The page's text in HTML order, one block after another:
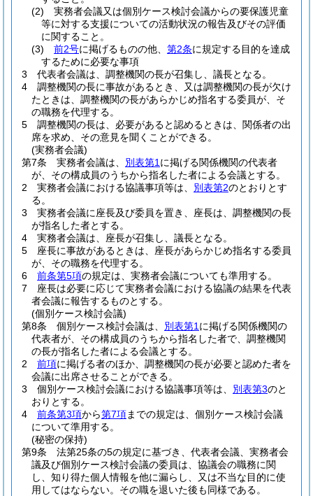
(2)
実務者会議又は個別ケース検討会議からの要保護児童
等に対する支援についての活動状況の報告及びその評価
に関すること。
(3)
前2号に掲げるものの他、 第2条に規定する目的を達成
するために必要な事項
3
代表者会議は、調整機関の長が召集し、議長となる。
4
調整機関の長に事故があるとき、又は調整機関の長が欠け
たときは、調整機関の長があらかじめ指名する委員が、そ
の職務を代理する。
5
調整機関の長は、必要があると認めるときは、関係者の出
席を求め、その意見を聞くことができる。
(実務者会議)
第7条
実務者会議は、 別表第1 に掲げる関係機関の代表者
が、その構成員のうちから指名した者による会議とする。
2
実務者会議における協議事項等は、 別表第2のとおりとす
る。
3
実務者会議に座長及び委員を置き、座長は、調整機関の長
が指名した者とする。
4
実務者会議は、座長が召集し、議長となる。
5
座長に事故があるときは、座長があらかじめ指名する委員
が、その職務を代理する。
6
前条第5項の規定は、実務者会議についても準用する。
7
座長は必要に応じて実務者会議における協議の結果を代表
者会議に報告するものとする。
(個別ケース検討会議)
第8条
個別ケース検討会議は、 別表第1 に掲げる関係機関の
代表者が、その構成員のうちから指名した者で、調整機関
の長が指名した者による会議とする。
2
前項に掲げる者のほか、調整機関の長が必要と認めた者を
会議に出席させることができる。
3
個別ケース検討会議における協議事項等は、 別表第3のと
おりとする。
4
前条第3項から第7項までの規定は、個別ケース検討会議
について準用する。
(秘密の保持)
第9条
法第25条の5の規定に基づき、代表者会議、実務者会
議及び個別ケース検討会議の委員は、協議会の職務に関
し、知り得た個人情報を他に漏らし、又は不当な目的に使
用してはならない。 その職を退いた後も同様である。